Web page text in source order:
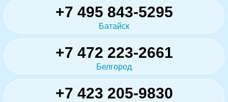
+7 495 843-5295
Батайск
+7 472 223-2661
Белгород
+7 423 205-9830